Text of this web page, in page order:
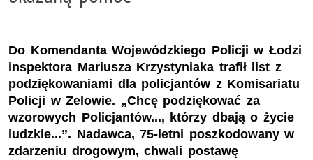
Do Komendanta Wojewódzkiego Policji w Łodzi
inspektora Mariusza Krzystyniaka trafił list z
podziękowaniami dla policjantów z Komisariatu
Policji w Zelowie. „Chcę podziękować za
wzorowych Policjantów..., którzy dbają o życie
ludzkie...”. Nadawca, 75-letni poszkodowany w
zdarzeniu drogowym, chwali postawę